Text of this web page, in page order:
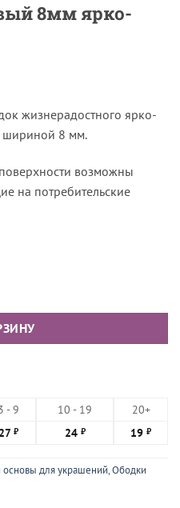
8мм ярко-
жизнерадостного ярко-
шириной 8 мм.
возможны
на потребительские
8мм ярко-салатовый
- 9 10 - 19
20+
27 ₽ 24 ₽ 19 ₽
основы для украшений,Ободки